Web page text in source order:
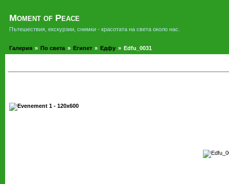
Moment of Peace
Пътешествия, екскурзии, снимки - красотата на света около нас.
Галерия » По света » Египет » Едфу » Edfu_0031